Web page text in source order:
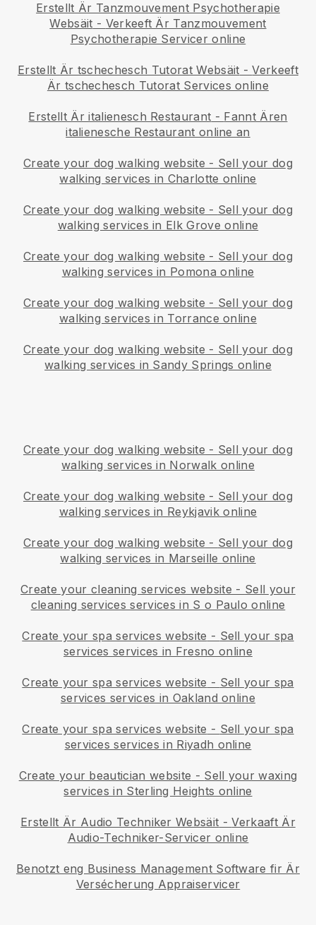
Erstellt Är Tanzmouvement Psychotherapie
Websäit - Verkeeft Är Tanzmouvement
Psychotherapie Servicer online
Erstellt Är tschechesch Tutorat Websäit -Verkeeft
Är tschechesch Tutorat Services online
Erstellt Är italienesch Restaurant - Fannt Ären
italienesche Restaurant online an
Create your dog walking website - Sell your dog
walking services in Charlotte online
Create your dog walking website - Sell your dog
walking services in Elk Grove online
Create your dog walking website - Sell your dog
walking services in Pomona online
Create your dog walking website - Sell your dog
walking services in Torrance online
Create your dog walking website - Sell your dog
walking services in Sandy Springs online
Create your dog walking website - Sell your dog
walking services in Norwalk online
Create your dog walking website - Sell your dog
walking services in Reykjavik online
Create your dog walking website - Sell your dog
walking services in Marseille online
Create your cleaning services website - Sell your
cleaning services services in S o Paulo online
Create your spa services website - Sell your spa
services services in Fresno online
Create your spa services website - Sell your spa
services services in Oakland online
Create your spa services website - Sell your spa
services services in Riyadh online
Create your beautician website - Sell your waxing
services in Sterling Heights online
Erstellt Är Audio Techniker Websäit -Verkaaft Är
Audio-Techniker-Servicer online
Benotzt eng Business Management Software fir Är
Versécherung Appraiservicer